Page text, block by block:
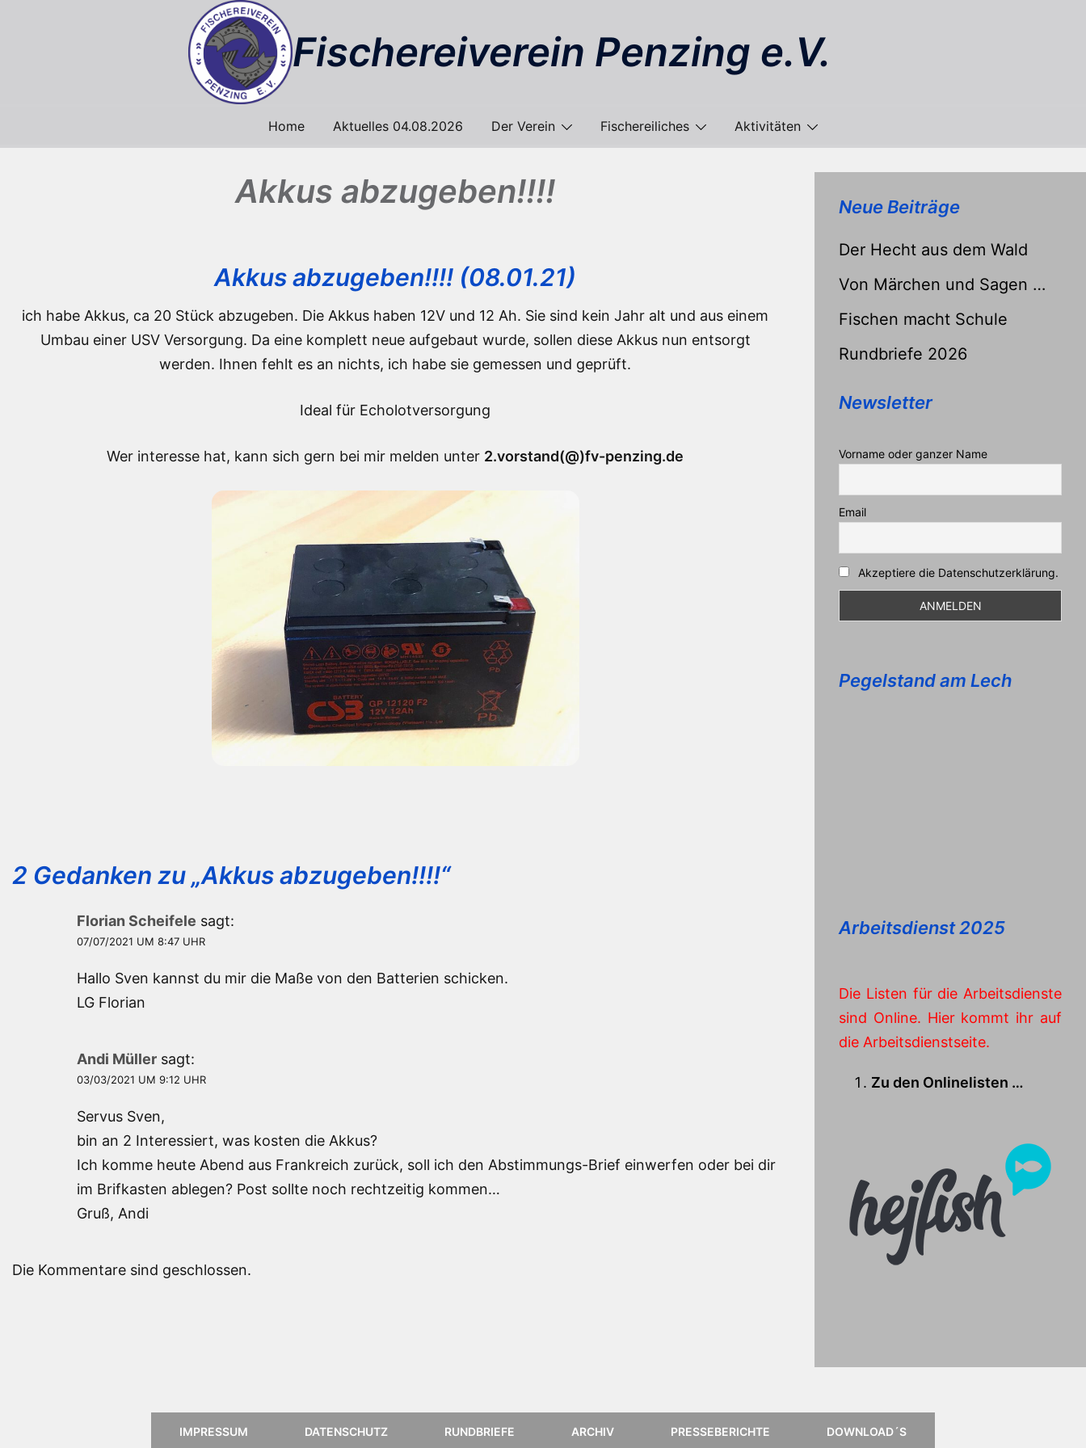
Fischereiverein Penzing e.V.
Home Aktuelles 04.08.2026 Der Verein Fischereiliches Aktivitäten
Akkus abzugeben!!!!
Akkus abzugeben!!!! (08.01.21)
ich habe Akkus, ca 20 Stück abzugeben. Die Akkus haben 12V und 12 Ah. Sie sind kein Jahr alt und aus einem
Umbau einer USV Versorgung. Da eine komplett neue aufgebaut wurde, sollen diese Akkus nun entsorgt
werden. Ihnen fehlt es an nichts, ich habe sie gemessen und geprüft.
Ideal für Echolotversorgung
Wer interesse hat, kann sich gern bei mir melden unter 2.vorstand(@)fv-penzing.de
2 Gedanken zu „Akkus abzugeben!!!!“
Florian Scheifele sagt:
07/07/2021 UM 8:47 UHR
Hallo Sven kannst du mir die Maße von den Batterien schicken.
LG Florian
Andi Müller sagt:
03/03/2021 UM 9:12 UHR
Servus Sven,
bin an 2 Interessiert, was kosten die Akkus?
Ich komme heute Abend aus Frankreich zurück, soll ich den Abstimmungs-Brief einwerfen oder bei dir
im Brifkasten ablegen? Post sollte noch rechtzeitig kommen…
Gruß, Andi
Die Kommentare sind geschlossen.
Neue Beiträge
Der Hecht aus dem Wald
Von Märchen und Sagen …
Fischen macht Schule
Rundbriefe 2026
Newsletter
Vorname oder ganzer Name
Email
Akzeptiere die Datenschutzerklärung.
Pegelstand am Lech
Arbeitsdienst 2025
Die Listen für die Arbeitsdienste
sind Online. Hier kommt ihr auf
die Arbeitsdienstseite.
Zu den Onlinelisten …
IMPRESSUM DATENSCHUTZ RUNDBRIEFE ARCHIV PRESSEBERICHTE DOWNLOAD´S